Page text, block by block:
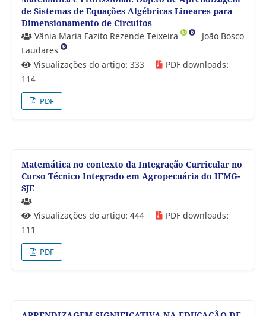
de Sistemas de Equações Algébricas Lineares para
Dimensionamento de Circuitos
Vânia Maria Fazito Rezende Teixeira
João Bosco
Laudares
Visualizações do artigo: 333
PDF downloads:
114
PDF
Matemática no contexto da Integração Curricular no
Curso Técnico Integrado em Agropecuária do IFMG-
SJE
Visualizações do artigo: 444
PDF downloads:
111
PDF